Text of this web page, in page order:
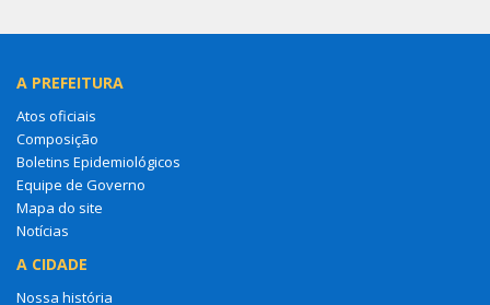
A PREFEITURA
Atos oficiais
Composição
Boletins Epidemiológicos
Equipe de Governo
Mapa do site
Notícias
A CIDADE
Nossa história